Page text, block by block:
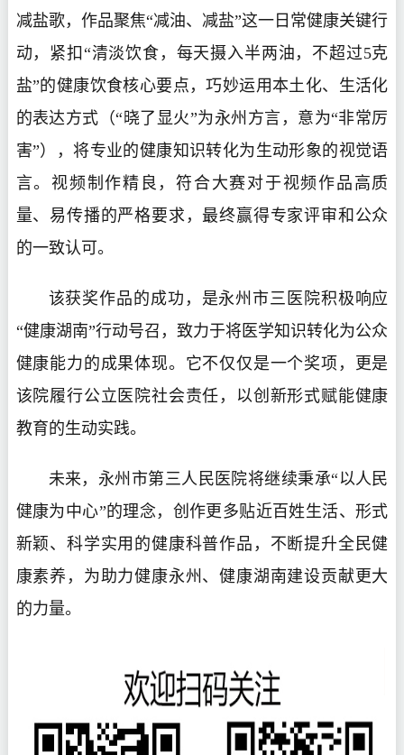
减盐歌，作品聚焦“减油、减盐”这一日常健康关键行
动，紧扣“清淡饮食，每天摄入半两油，不超过5克
盐”的健康饮食核心要点，巧妙运用本土化、生活化
的表达方式（“晓了显火”为永州方言，意为“非常厉
害”），将专业的健康知识转化为生动形象的视觉语
言。视频制作精良，符合大赛对于视频作品高质
量、易传播的严格要求，最终赢得专家评审和公众
的一致认可。
该获奖作品的成功，是永州市三医院积极响应
“健康湖南”行动号召，致力于将医学知识转化为公众
健康能力的成果体现。它不仅仅是一个奖项，更是
该院履行公立医院社会责任，以创新形式赋能健康
教育的生动实践。
未来，永州市第三人民医院将继续秉承“以人民
健康为中心”的理念，创作更多贴近百姓生活、形式
新颖、科学实用的健康科普作品，不断提升全民健
康素养，为助力健康永州、健康湖南建设贡献更大
的力量。